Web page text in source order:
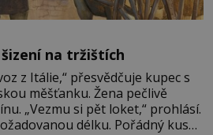
na tržištích
z Itálie,“ přesvědčuje kupec s
měšťanku. Žena pečlivě
„Vezmu si pět loket,“ prohlásí.
délku. Pořádný kus